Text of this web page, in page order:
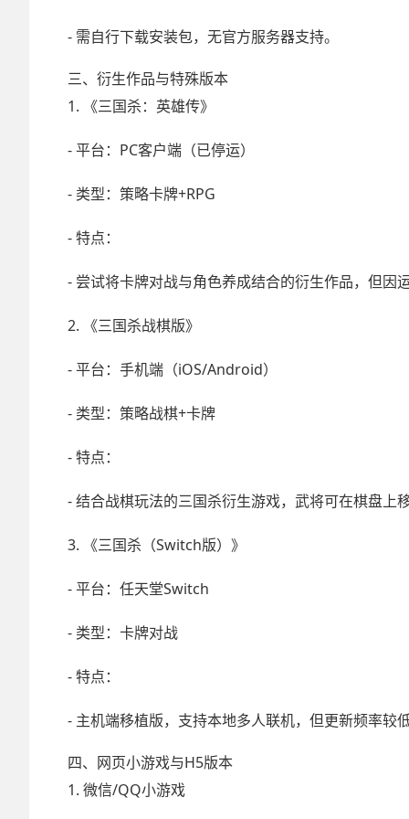
- 需自行下载安装包，无官方服务器支持。
三、衍生作品与特殊版本
1. 《三国杀：英雄传》
- 平台：PC客户端（已停运）
- 类型：策略卡牌+RPG
- 特点：
- 尝试将卡牌对战与角色养成结合的衍生作品，但因
2. 《三国杀战棋版》
- 平台：手机端（iOS/Android）
- 类型：策略战棋+卡牌
- 特点：
- 结合战棋玩法的三国杀衍生游戏，武将可在棋盘上
3. 《三国杀（Switch版）》
- 平台：任天堂Switch
- 类型：卡牌对战
- 特点：
- 主机端移植版，支持本地多人联机，但更新频率较低
四、网页小游戏与H5版本
1. 微信/QQ小游戏